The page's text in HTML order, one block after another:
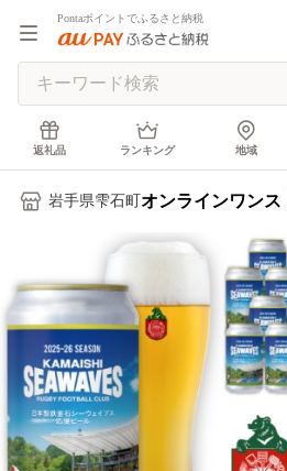
Pontaポイントでふるさと納税
返礼品 ランキング 地域
岩手県雫石町 オンラインワンス